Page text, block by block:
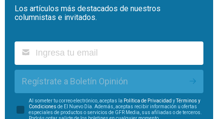
Los artículos más destacados de nuestros
columnistas e invitados.
Regístrate a Boletín Opinión
Al someter tu correo electrónico, aceptas la Política de Privacidad yTérminos y
Condiciones de El Nuevo Día. Además, aceptas recibir información u ofertas
especiales de productos o servicios de GFR Media, sus afiliadas o de terceros.